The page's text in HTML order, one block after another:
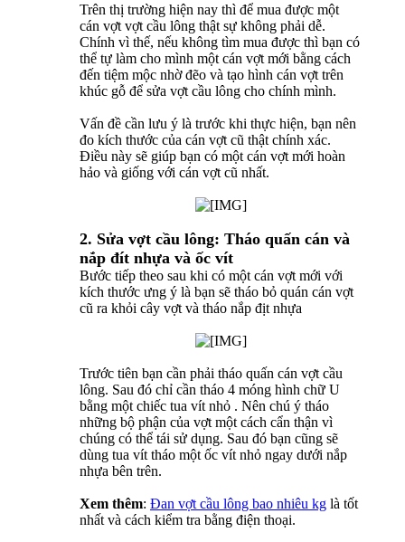
Trên thị trường hiện nay thì để mua được một
cán vợt vợt cầu lông thật sự không phải dễ.
Chính vì thế, nếu không tìm mua được thì bạn có
thể tự làm cho mình một cán vợt mới bằng cách
đến tiệm mộc nhờ đẽo và tạo hình cán vợt trên
khúc gỗ để sửa vợt cầu lông cho chính mình.
Vấn đề cần lưu ý là trước khi thực hiện, bạn nên
đo kích thước của cán vợt cũ thật chính xác.
Điều này sẽ giúp bạn có một cán vợt mới hoàn
hảo và giống với cán vợt cũ nhất.
2. Sửa vợt cầu lông: Tháo quấn cán và
nắp đít nhựa và ốc vít
Bước tiếp theo sau khi có một cán vợt mới với
kích thước ưng ý là bạn sẽ tháo bỏ quán cán vợt
cũ ra khỏi cây vợt và tháo nắp địt nhựa
Trước tiên bạn cần phải tháo quấn cán vợt cầu
lông. Sau đó chỉ cần tháo 4 móng hình chữ U
bằng một chiếc tua vít nhỏ . Nên chú ý tháo
những bộ phận của vợt một cách cẩn thận vì
chúng có thể tái sử dụng. Sau đó bạn cũng sẽ
dùng tua vít tháo một ốc vít nhỏ ngay dưới nắp
nhựa bên trên.
Xem thêm: Đan vợt cầu lông bao nhiêu kg là tốt
nhất và cách kiểm tra bằng điện thoại.